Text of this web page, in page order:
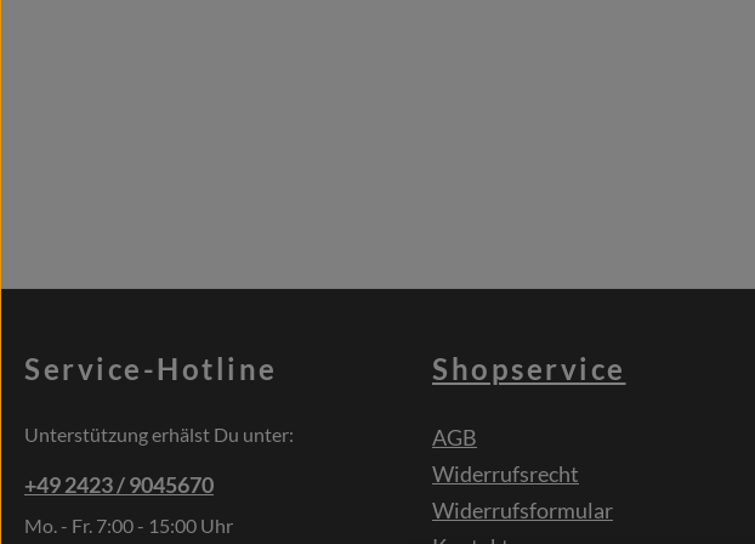
Service-Hotline
Unterstützung erhälst Du unter:
+49 2423 / 9045670
Mo. - Fr. 7:00 - 15:00 Uhr
Shopservice
AGB
Widerrufsrecht
Widerrufsformular